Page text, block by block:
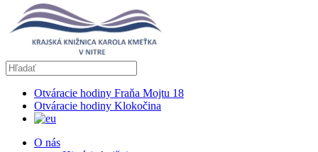
Otváracie hodiny Fraňa Mojtu 18
Otváracie hodiny Klokočina
O nás